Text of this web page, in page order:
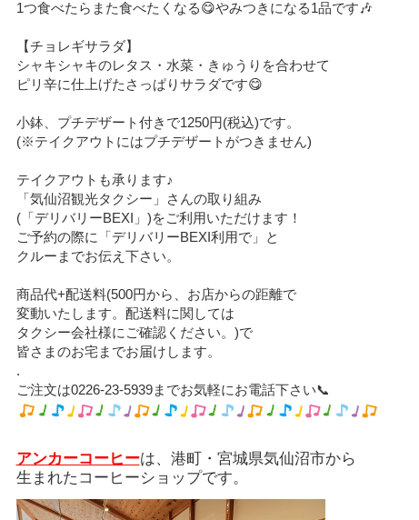
1つ食べたらまた食べたくなる😋やみつきになる1品です🎶
【チョレギサラダ】
シャキシャキのレタス・水菜・きゅうりを合わせて
ピリ辛に仕上げたさっぱりサラダです😋
小鉢、プチデザート付きで1250円(税込)です。
(※テイクアウトにはプチデザートがつきません)
テイクアウトも承ります♪
「気仙沼観光タクシー」さんの取り組み
(「デリバリーBEXI」)をご利用いただけます！
ご予約の際に「デリバリーBEXI利用で」と
クルーまでお伝え下さい。
商品代+配送料(500円から、お店からの距離で
変動いたします。配送料に関しては
タクシー会社様にご確認ください。)で
皆さまのお宅までお届けします。
.
ご注文は0226-23-5939までお気軽にお電話下さい📞
アンカーコーヒーは、港町・宮城県気仙沼市から
生まれたコーヒーショップです。